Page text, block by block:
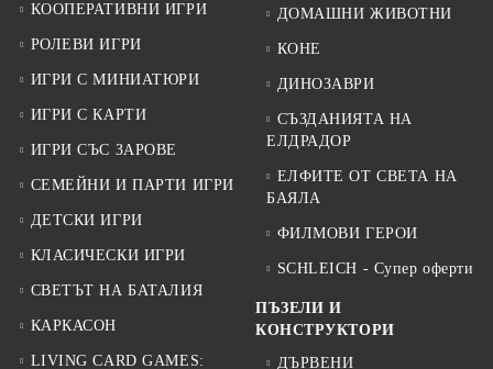
КООПЕРАТИВНИ ИГРИ
РОЛЕВИ ИГРИ
ИГРИ С МИНИАТЮРИ
ИГРИ С КАРТИ
ИГРИ СЪС ЗАРОВЕ
СЕМЕЙНИ И ПАРТИ ИГРИ
ДЕТСКИ ИГРИ
КЛАСИЧЕСКИ ИГРИ
СВЕТЪТ НА БАТАЛИЯ
КАРКАСОН
LIVING CARD GAMES:
ДОМАШНИ ЖИВОТНИ
КОНЕ
ДИНОЗАВРИ
СЪЗДАНИЯТА НА
ЕЛДРАДОР
ЕЛФИТЕ ОТ СВЕТА НА
БАЯЛА
ФИЛМОВИ ГЕРОИ
SCHLEICH - Супер оферти
ПЪЗЕЛИ И
КОНСТРУКТОРИ
ДЪРВЕНИ